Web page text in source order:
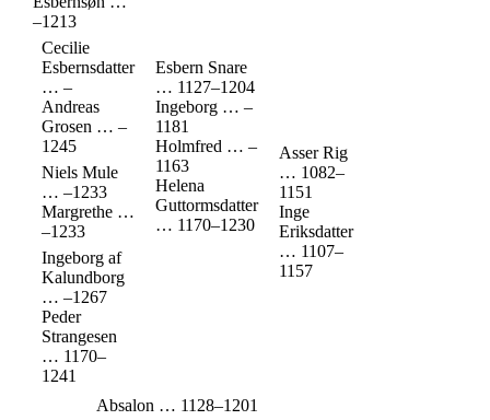
–1213
Cecilie
Esbernsdatter
… –
Andreas
Grosen … –
1245
Niels Mule
… –1233
Margrethe …
–1233
Ingeborg af
Kalundborg
… –1267
Peder
Strangesen
… 1170–
1241
Esbern Snare
… 1127–1204
Ingeborg … –
1181
Holmfred … –
1163
Helena
Guttormsdatter
… 1170–1230
Absalon … 1128–1201
Asser Rig
… 1082–
1151
Inge
Eriksdatter
… 1107–
1157